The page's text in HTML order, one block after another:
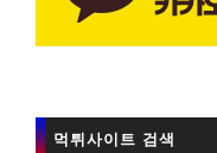
먹튀사이트 검색